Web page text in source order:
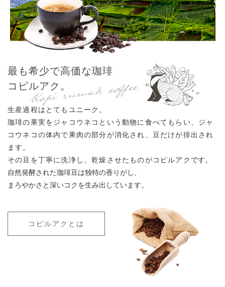
最も希少で高価な珈琲
コピルアク。
生産過程はとてもユニーク。
珈琲の果実をジャコウネコという動物に食べてもらい、 ジャ
コウネコの体内で果肉の部分が消化され、 豆だけが排出され
ます。
その豆を丁寧に洗浄し、乾燥させたものがコピルアク です。
自然発酵された珈琲豆は独特の香りがし、
まろやかさと深いコクを生み出しています。
コピルアクとは